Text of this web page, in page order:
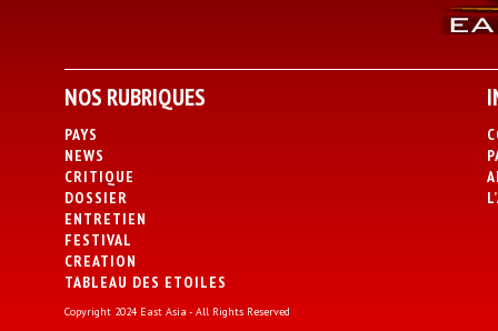
NOS RUBRIQUES
PAYS
NEWS
CRITIQUE
DOSSIER
ENTRETIEN
FESTIVAL
CREATION
TABLEAU DES ETOILES
Copyright 2024 East Asia - All Rights Reserved